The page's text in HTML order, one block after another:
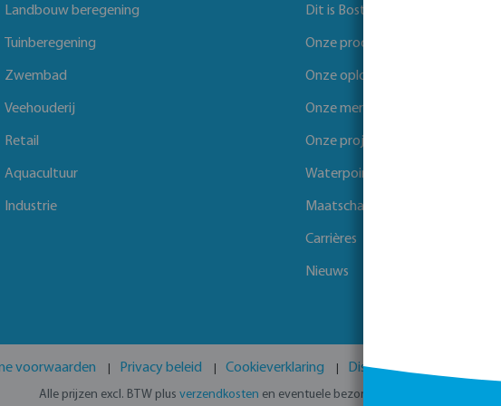
Landbouw beregening
Tuinberegening
Zwembad
Veehouderij
Retail
Aquacultuur
Industrie
Dit is Bosta
Onze producten
Onze oplossingen
Onze merken
Onze projecten
Waterpoints
Maatschappelijk verantwoord
Carrières
Nieuws
voorwaarden Privacy beleid Cookieverklaring Disclaimer
Alle prijzen excl. BTW plus verzendkosten en eventuele bezorgkosten, indien niet